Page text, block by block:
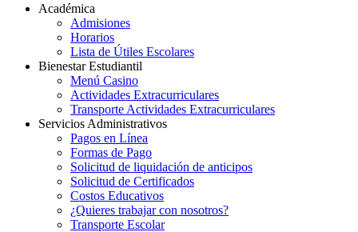
Académica
Admisiones
Horarios
Lista de Útiles Escolares
Bienestar Estudiantil
Menú Casino
Actividades Extracurriculares
Transporte Actividades Extracurriculares
Servicios Administrativos
Pagos en Línea
Formas de Pago
Solicitud de liquidación de anticipos
Solicitud de Certificados
Costos Educativos
¿Quieres trabajar con nosotros?
Transporte Escolar